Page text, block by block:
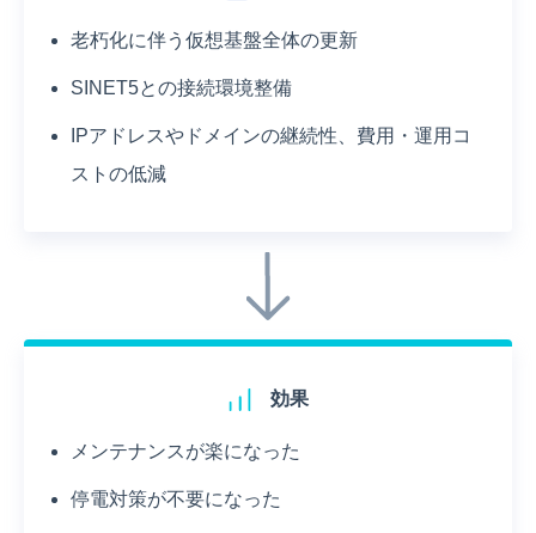
老朽化に伴う仮想基盤全体の更新
SINET5との接続環境整備
IPアドレスやドメインの継続性、費用・運用コ
ストの低減
効果
メンテナンスが楽になった
停電対策が不要になった